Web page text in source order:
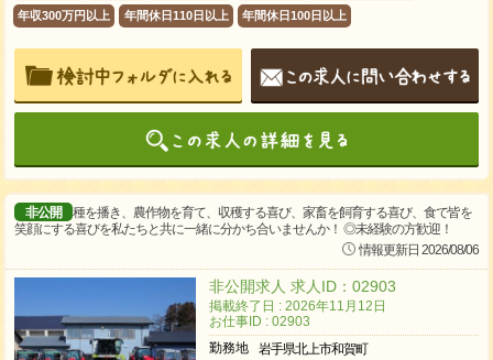
年収300万円以上 年間休日110日以上 年間休日100日以上
非公開
種を播き、農作物を育て、収穫する喜び、家畜を飼育する喜び、食で皆を
笑顔にする喜びを私たちと共に一緒に分かち合いませんか！ ◎未経験の方歓迎！
情報更新日 2026/08/06
非公開求人 求人ID：02903
掲載終了日 : 2026年11月12日
お仕事ID : 02903
勤務地
岩手県北上市和賀町